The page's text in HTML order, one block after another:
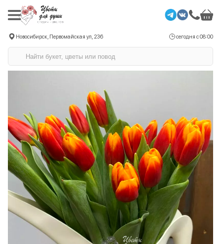
Новосибирск, Первомайская ул, 236 сегодня с 08:00